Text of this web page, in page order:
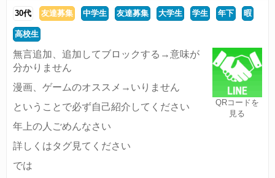
30代 友達募集 中学生 友達募集 大学生 学生 年下 暇
高校生
QRコードを
見る
無言追加、追加してブロックする→意味が
分かりません
漫画、ゲームのオススメ→いりません
ということで必ず自己紹介してください
年上の人ごめんなさい
詳しくはタグ見てください
では